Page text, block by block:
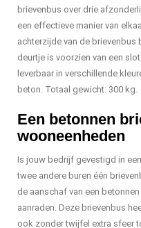
brievenbus over drie
een effectieve manier van
achterzijde van de brievenbus
deurtje is voorzien van een
leverbaar in verschillende
beton. Totaal gewicht: 300 kg.
Een betonnen
wooneenheden
Is jouw bedrijf gevestigd in
twee andere buren één
de aanschaf van een
aanraden. Deze brievenbus
ook zonder twijfel extra sfeer